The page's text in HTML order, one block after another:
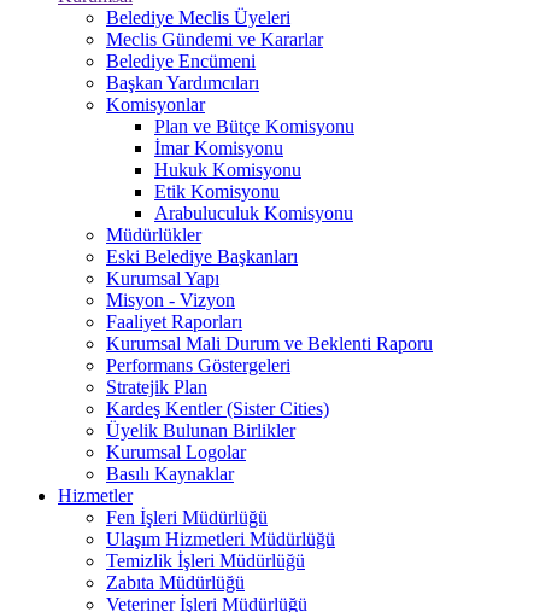
Belediye Meclis Üyeleri
Meclis Gündemi ve Kararlar
Belediye Encümeni
Başkan Yardımcıları
Komisyonlar
Plan ve Bütçe Komisyonu
İmar Komisyonu
Hukuk Komisyonu
Etik Komisyonu
Arabuluculuk Komisyonu
Müdürlükler
Eski Belediye Başkanları
Kurumsal Yapı
Misyon - Vizyon
Faaliyet Raporları
Kurumsal Mali Durum ve Beklenti Raporu
Performans Göstergeleri
Stratejik Plan
Kardeş Kentler (Sister Cities)
Üyelik Bulunan Birlikler
Kurumsal Logolar
Basılı Kaynaklar
Hizmetler
Fen İşleri Müdürlüğü
Ulaşım Hizmetleri Müdürlüğü
Temizlik İşleri Müdürlüğü
Zabıta Müdürlüğü
Veteriner İşleri Müdürlüğü